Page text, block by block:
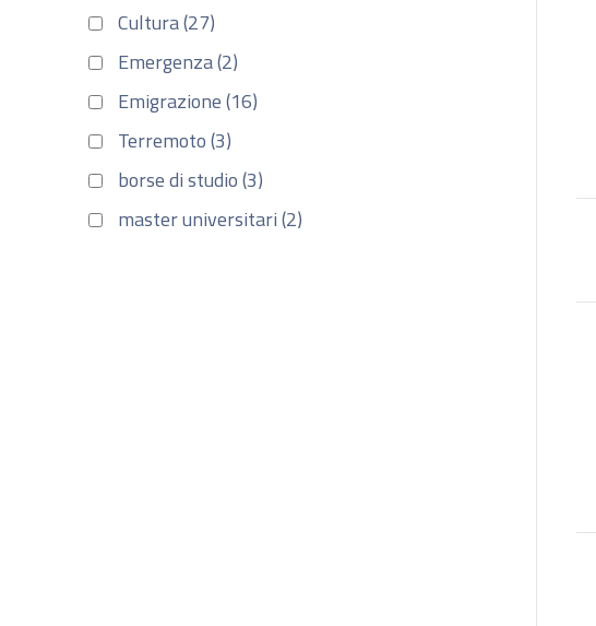
Cultura (27)
Emergenza (2)
Emigrazione (16)
Terremoto (3)
borse di studio (3)
master universitari (2)